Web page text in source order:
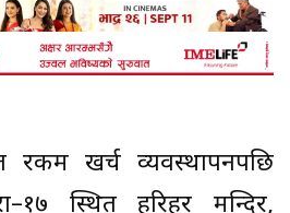
रकम खर्च व्यवस्थापनपछि
स्थित हरिहर मन्दिर,